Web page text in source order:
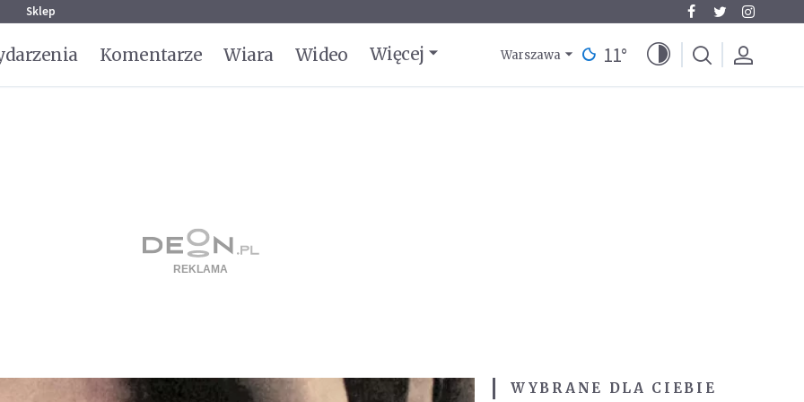
Sklep
Komentarze Wiara Wideo Więcej Warszawa 11°
WYBRANE DLA CIEBIE